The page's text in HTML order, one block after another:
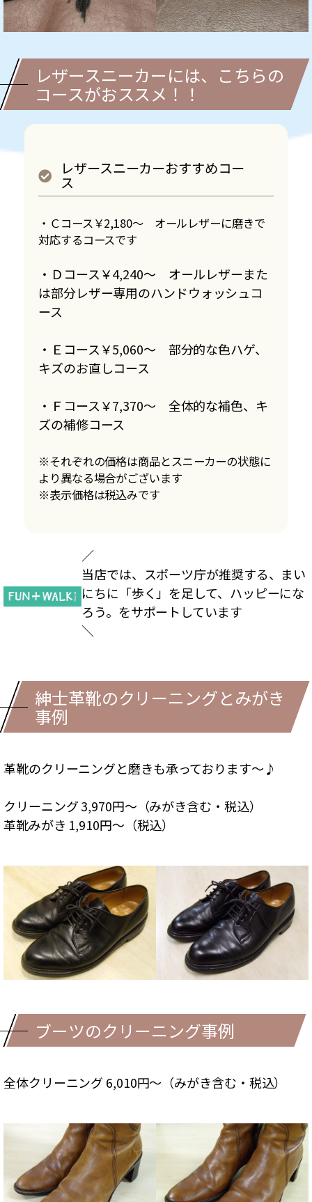
レザースニーカーには、こちらの
コースがおススメ！！
レザースニーカーおすすめコー
ス
・Ｃコース￥2,180～ オールレザーに磨きで
対応するコースです
・Ｄコース￥4,240～ オールレザーまた
は部分レザー専用のハンドウォッシュコ
ース
・Ｅコース￥5,060～ 部分的な色ハゲ、
キズのお直しコース
・Ｆコース￥7,370～ 全体的な補色、キ
ズの補修コース
※それぞれの価格は商品とスニーカーの状態に
より異なる場合がございます
※表示価格は税込みです
／
当店では、スポーツ庁が推奨する、まい
にちに「歩く」を足して、ハッピーにな
ろう。をサポートしています
＼
紳士革靴のクリーニングとみがき
事例
革靴のクリーニングと磨きも承っております～♪
クリーニング 3,970円～（みがき含む・税込）
革靴みがき 1,910円～（税込）
ブーツのクリーニング事例
全体クリーニング 6,010円～（みがき含む・税込）